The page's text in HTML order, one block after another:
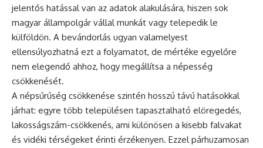
jelentős hatással van az adatok alakulására, hiszen sok
magyar állampolgár vállal munkát vagy telepedik le
külföldön. A bevándorlás ugyan valamelyest
ellensúlyozhatná ezt a folyamatot, de mértéke egyelőre
nem elegendő ahhoz, hogy megállítsa a népesség
csökkenését.
A népsűrűség csökkenése szintén hosszú távú hatásokkal
járhat: egyre több településen tapasztalható elöregedés,
lakosságszám-csökkenés, ami különösen a kisebb falvakat
és vidéki térségeket érinti érzékenyen. Ezzel párhuzamosan